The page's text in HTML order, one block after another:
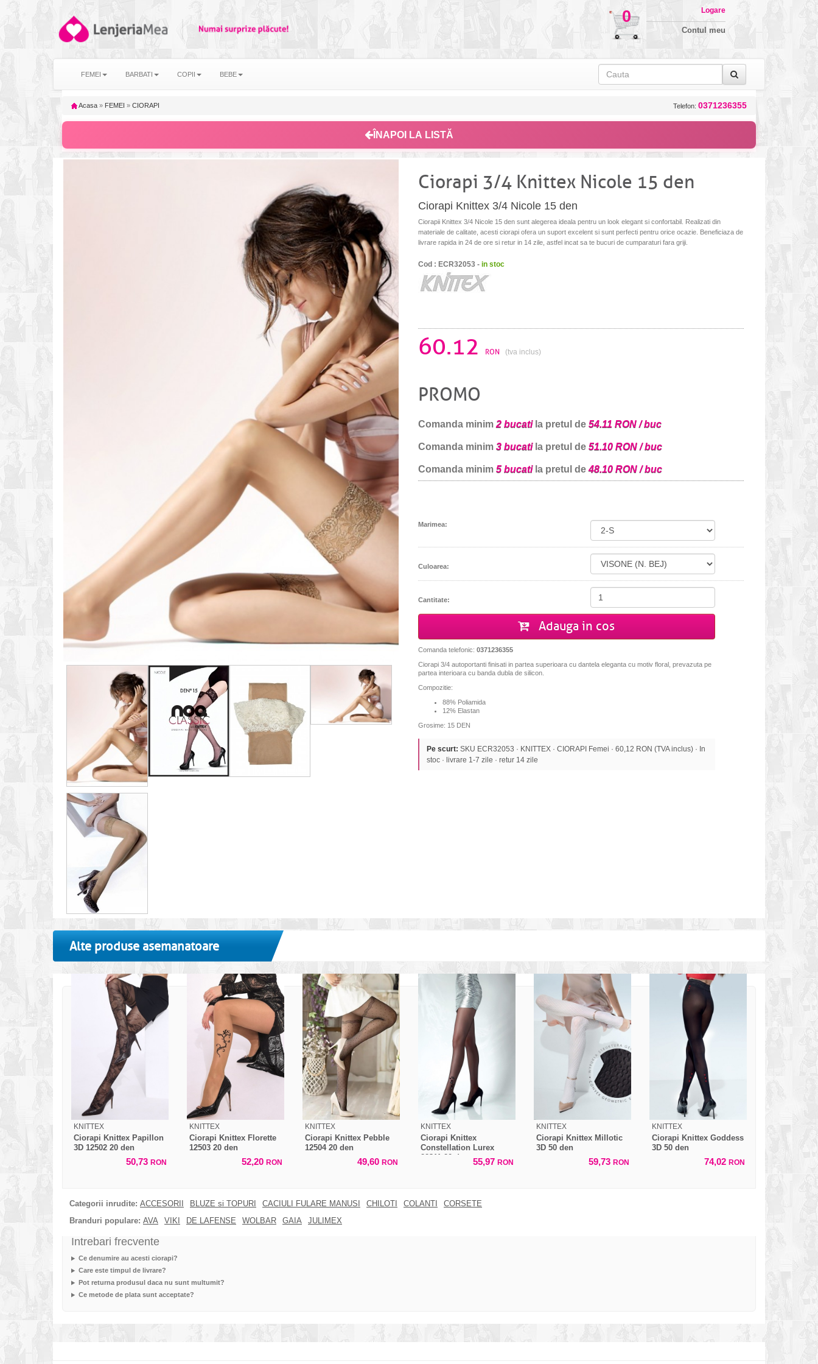
0 Logare
Contul meu
FEMEI BARBATI COPII BEBE
Acasa » FEMEI » CIORAPI Telefon: 0371236355
ÎNAPOI LA LISTĂ
Ciorapi 3/4 Knittex Nicole 15 den
Ciorapi Knittex 3/4 Nicole 15 den
Ciorapii Knittex 3/4 Nicole 15 den sunt alegerea ideala pentru un look elegant si confortabil. Realizati din
materiale de calitate, acesti ciorapi ofera un suport excelent si sunt perfecti pentru orice ocazie. Beneficiaza de
livrare rapida in 24 de ore si retur in 14 zile, astfel incat sa te bucuri de cumparaturi fara griji.
Cod : ECR32053 - in stoc
60.12 RON (tva inclus)
PROMO
Comanda minim 2 bucatila pretul de 54.11 RON / buc
Comanda minim 3 bucatila pretul de 51.10 RON / buc
Comanda minim 5 bucatila pretul de48.10 RON / buc
Marimea:
Culoarea:
Cantitate:
Adauga in cos
Comanda telefonic: 0371236355
Ciorapi 3/4 autoportanti finisati in partea superioara cu dantela eleganta cu motiv floral, prevazuta pe
partea interioara cu banda dubla de silicon.
Compozitie:
88% Poliamida
12% Elastan
Grosime: 15 DEN
Pe scurt: SKU ECR32053 · KNITTEX · CIORAPI Femei · 60,12 RON (TVA inclus) · In
stoc · livrare 1-7 zile · retur 14 zile
Alte produse asemanatoare
KNITTEX
Ciorapi Knittex Papillon
3D 12502 20 den
50,73 RON
KNITTEX
Ciorapi Knittex Florette
12503 20 den
52,20 RON
KNITTEX
Ciorapi Knittex Pebble
12504 20 den
49,60 RON
KNITTEX
Ciorapi Knittex
Constellation Lurex
22311 20 den
55,97 RON
KNITTEX
Ciorapi Knittex Millotic
3D 50 den
59,73 RON
KNITTEX
Ciorapi Knittex Goddess
3D 50 den
74,02 RON
Categorii inrudite: ACCESORII BLUZE si TOPURI CACIULI FULARE MANUSI CHILOTI COLANTI
CORSETE
Branduri populare: AVA VIKI DE LAFENSE WOLBAR GAIA JULIMEX
Intrebari frecvente
Ce denumire au acesti ciorapi?
Care este timpul de livrare?
Pot returna produsul daca nu sunt multumit?
Ce metode de plata sunt acceptate?